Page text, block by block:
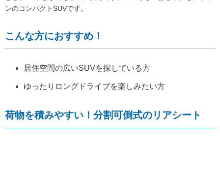
ンのコンパクトSUVです。
こんな方におすすめ！
居住空間の広いSUVを探している方
ゆったりロングドライブを楽しみたい方
荷物を積みやすい！分割可倒式のリアシート